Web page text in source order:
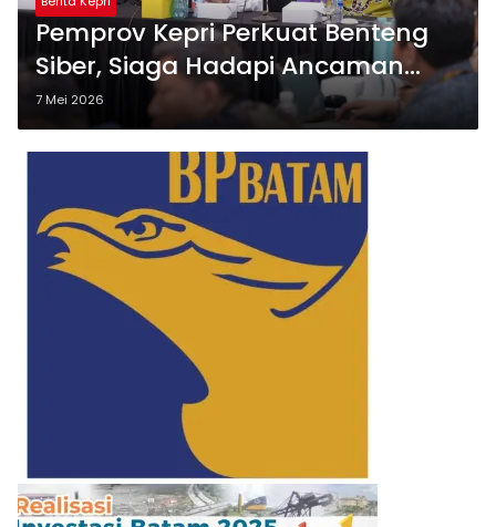
Pemprov Kepri Perkuat Benteng
Siber, Siaga Hadapi Ancaman
Serangan Digital
7 Mei 2026